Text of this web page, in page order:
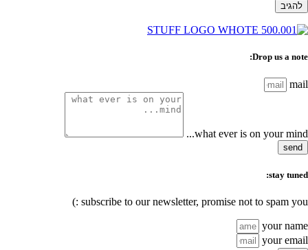
Drop us a note:
mail
what ever is on your mind...
send
stay tuned:
subscribe to our newsletter, promise not to spam you :)
your name
your email